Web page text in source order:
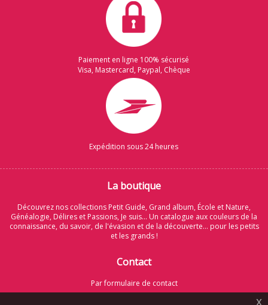
x
Paiement en ligne 100% sécurisé
Visa, Mastercard, Paypal, Chèque
Expédition sous 24 heures
La boutique
Découvrez nos collections Petit Guide, Grand album, École et Nature,
Généalogie, Délires et Passions, Je suis... Un catalogue aux couleurs de la
connaissance, du savoir, de l'évasion et de la découverte... pour les petits
et les grands !
Contact
Par formulaire de contact